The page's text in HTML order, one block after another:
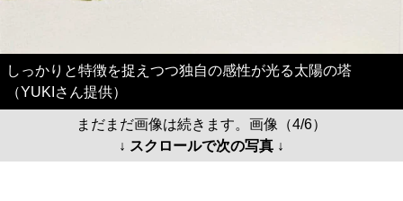
しっかりと特徴を捉えつつ独自の感性が光る太陽の塔
（YUKIさん提供）
まだまだ画像は続きます。画像（4/6）
↓ スクロールで次の写真 ↓